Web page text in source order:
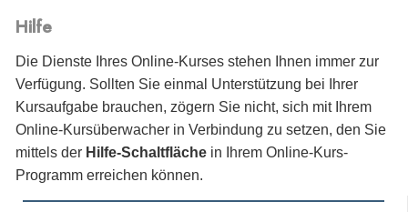
Hilfe
Die Dienste Ihres Online-Kurses stehen Ihnen immer zur
Verfügung. Sollten Sie einmal Unterstützung bei Ihrer
Kursaufgabe brauchen, zögern Sie nicht, sich mit Ihrem
Online-Kursüberwacher in Verbindung zu setzen, den Sie
mittels der Hilfe-Schaltfläche in Ihrem Online-Kurs-
Programm erreichen können.